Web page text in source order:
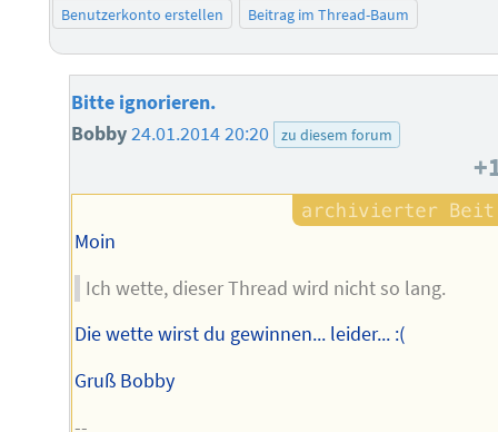
Benutzerkonto erstellen
Beitrag im Thread-Baum
Bitte ignorieren.
Bobby24.01.2014 20:20 zu diesem forum
Moin
Ich wette, dieser Thread wird nicht so lang.
Die wette wirst du gewinnen... leider... :(
Gruß Bobby
--